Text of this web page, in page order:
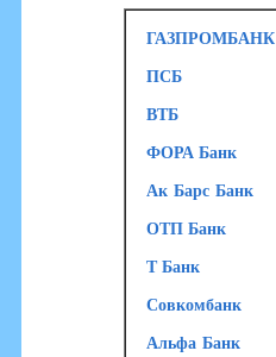
ГАЗПРОМБАНК
ПСБ
ВТБ
ФОРА Банк
Ак Барс Банк
ОТП Банк
Т Банк
Совкомбанк
Альфа Банк